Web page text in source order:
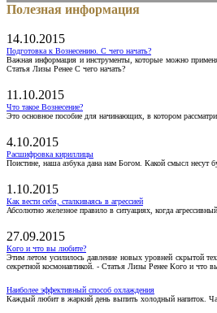
Полезная информация
14.10.2015
Подготовка к Вознесению. С чего начать?
Важная информация и инструменты, которые можно
Статья Лизы Ренее С чего начать?
11.10.2015
Что такое Вознесение?
Это основное пособие для начинающих, в котором
4.10.2015
Расшифровка кириллицы
Поистине, наша азбука дана нам Богом. Какой смысл несут
1.10.2015
Как вести себя, сталкиваясь в агрессией
Абсолютно железное правило в ситуациях, когда
27.09.2015
Кого и что вы любите?
Этим летом усилилось давление новых уровней скрытой
секретной космонавтикой. - Статья Лизы Ренее Кого и что
Наиболее эффективный способ охлаждения
Каждый любит в жаркий день выпить холодный напиток.